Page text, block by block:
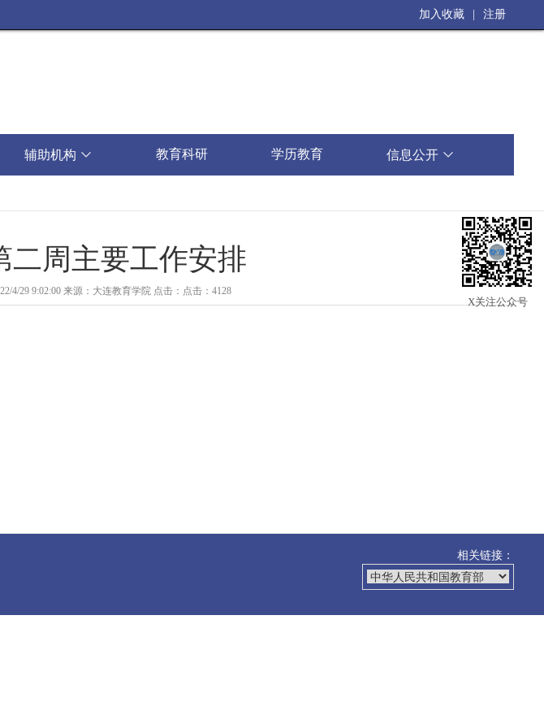
加入收藏 注册
辅助机构  教育科研 学历教育 信息公开 
二周主要工作安排
4/29 9:02:00 来源：大连教育学院 点击： 点击：4128
相关链接：
X关注公众号